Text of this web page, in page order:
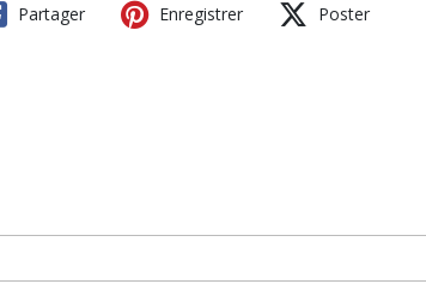
Partager Enregistrer Poster